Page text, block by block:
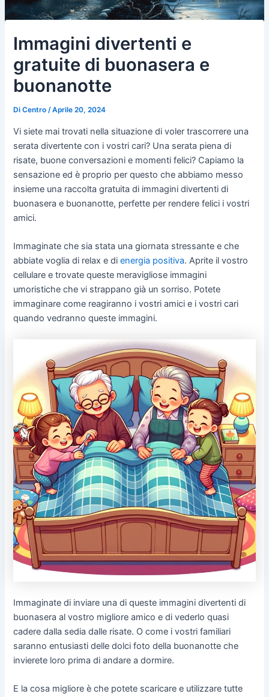
Immagini divertenti e
gratuite di buonasera e
buonanotte
DiCentro/Aprile 20, 2024
Vi siete mai trovati nella situazione di voler trascorrere una
serata divertente con i vostri cari? Una serata piena di
risate, buone conversazioni e momenti felici? Capiamo la
sensazione ed è proprio per questo che abbiamo messo
insieme una raccolta gratuita di immagini divertenti di
buonasera e buonanotte, perfette per rendere felici i vostri
amici.
Immaginate che sia stata una giornata stressante e che
abbiate voglia di relax e dienergia positiva. Aprite il vostro
cellulare e trovate queste meravigliose immagini
umoristiche che vi strappano già un sorriso. Potete
immaginare come reagiranno i vostri amici e i vostri cari
quando vedranno queste immagini.
Immaginate di inviare una di queste immagini divertenti di
buonasera al vostro migliore amico e di vederlo quasi
cadere dalla sedia dalle risate. O come i vostri familiari
saranno entusiasti delle dolci foto della buonanotte che
invierete loro prima di andare a dormire.
E la cosa migliore è che potete scaricare e utilizzare tutte